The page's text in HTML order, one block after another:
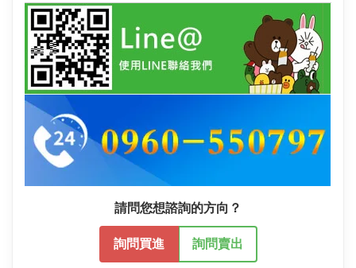
請問您想諮詢的方向？
詢問買進 詢問賣出